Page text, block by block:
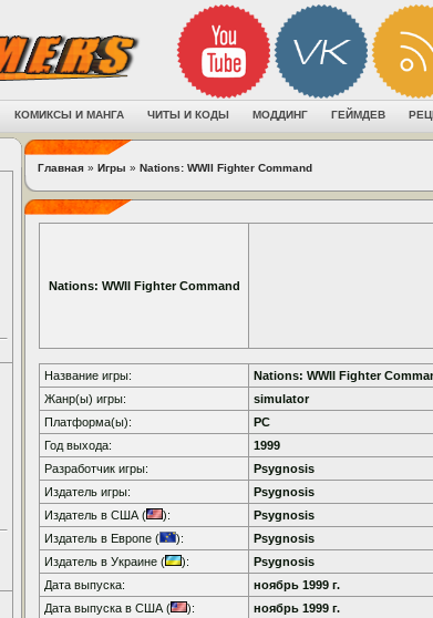
КОМИКСЫ И МАНГА ЧИТЫ И КОДЫ МОДДИНГ ГЕЙМДЕВ
Главная » Игры » Nations: WWII Fighter Command
Nations: WWII Fighter Command
Название игры:
Nations: WWII Fighter
Жанр(ы) игры:
simulator
Платформа(ы):
PC
Год выхода:
1999
Разработчик игры:
Psygnosis
Издатель игры:
Psygnosis
Издатель в США (
):
Psygnosis
Издатель в Европе (
):
Psygnosis
Издатель в Украине (
):
Psygnosis
Дата выпуска:
ноябрь 1999 г.
Дата выпуска в США (
):
ноябрь 1999 г.